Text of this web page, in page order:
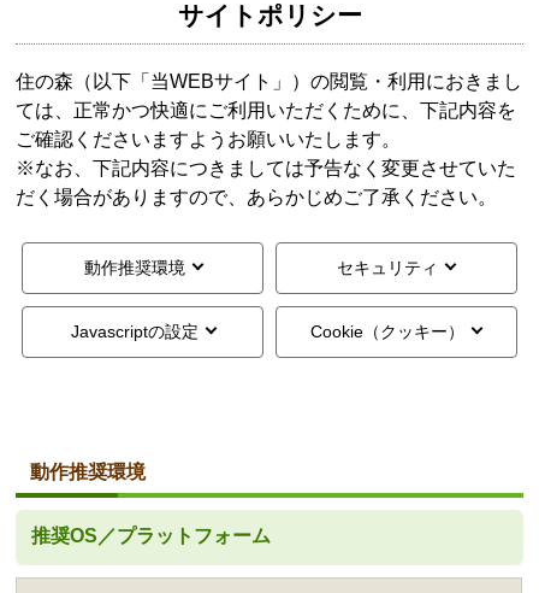
サイトポリシー
住の森（以下「当WEBサイト」）の閲覧・利用におきまし
ては、正常かつ快適にご利用いただくために、下記内容を
ご確認くださいますようお願いいたします。
※なお、下記内容につきましては予告なく変更させていた
だく場合がありますので、あらかじめご了承ください。
動作推奨環境 セキュリティ
Javascriptの設定 Cookie（クッキー）
動作推奨環境
推奨OS／プラットフォーム